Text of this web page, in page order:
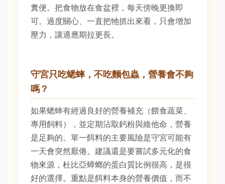
糞便。把食物放在食盆裡，每天傍晚更換即
可。過度關心、一直把牠抓出來看，只會增加
壓力，讓適應期拉更長。
守宮只吃蟋蟀，不吃麵包蟲，營養會不夠
嗎？
如果蟋蟀有經過良好的營養補充（餵食蔬菜、
專用飼料），並定期沾取鈣粉與維他命，營養
是足夠的。單一餌料的主要風險是守宮可能有
一天會突然厭倦。建議還是要嘗試多元化的食
物來源，杜比亞蟑螂的蛋白質比例很高，是很
好的選擇。重點是餌料本身的營養價值，而不